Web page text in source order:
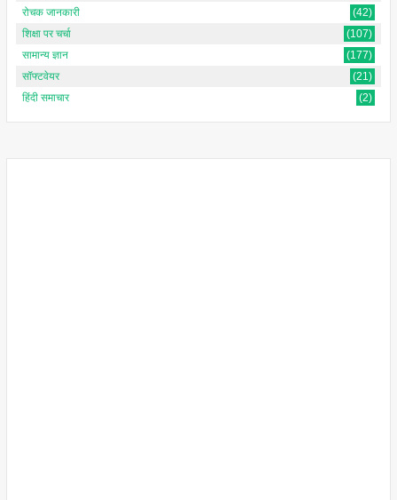
रोचक जानकारी
(42)
शिक्षा पर चर्चा
(107)
सामान्य ज्ञान
(177)
सॉफ्टवेयर
(21)
हिंदी समाचार
(2)